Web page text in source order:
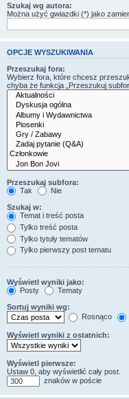
Szukaj wg autora:
Można użyć gwiazdki (*) jako
OPCJE WYSZUKIWANIA
Przeszukaj fora:
Wybierz fora, które chcesz
chyba że funkcja „Przeszukuj
Przeszukaj subfora:
Tak
Nie
Szukaj w:
Temat i treść posta
Tylko treść posta
Tylko tytuły tematów
Tylko pierwszy post tematu
Wyświetl wyniki jako:
Posty
Tematy
Sortuj wyniki wg:
Rosnąco
Wyświetl wyniki z ostatnich:
Wyświetl pierwsze:
Ustaw 0, aby wyświetlić cały post.
znaków w poście